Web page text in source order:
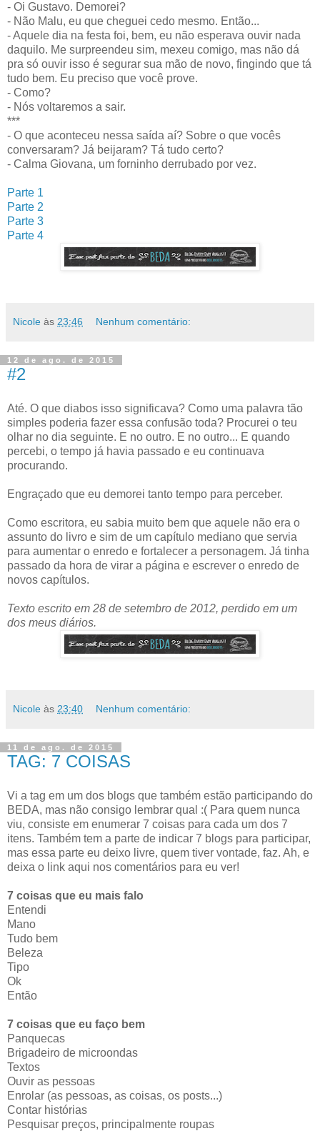
- Oi Gustavo. Demorei?
- Não Malu, eu que cheguei cedo mesmo. Então...
- Aquele dia na festa foi, bem, eu não esperava ouvir nada
daquilo. Me surpreendeu sim, mexeu comigo, mas não dá
pra só ouvir isso é segurar sua mão de novo, fingindo que tá
tudo bem. Eu preciso que você prove.
- Como?
- Nós voltaremos a sair.
***
- O que aconteceu nessa saída aí? Sobre o que vocês
conversaram? Já beijaram? Tá tudo certo?
- Calma Giovana, um forninho derrubado por vez.
Parte 1
Parte 2
Parte 3
Parte 4
Nicole às 23:46 Nenhum comentário:
12 de ago. de 2015
#2
Até. O que diabos isso significava? Como uma palavra tão
simples poderia fazer essa confusão toda? Procurei o teu
olhar no dia seguinte. E no outro. E no outro... E quando
percebi, o tempo já havia passado e eu continuava
procurando.
Engraçado que eu demorei tanto tempo para perceber.
Como escritora, eu sabia muito bem que aquele não era o
assunto do livro e sim de um capítulo mediano que servia
para aumentar o enredo e fortalecer a personagem. Já tinha
passado da hora de virar a página e escrever o enredo de
novos capítulos.
Texto escrito em 28 de setembro de 2012, perdido em um
dos meus diários.
Nicole às 23:40 Nenhum comentário:
11 de ago. de 2015
TAG: 7 COISAS
Vi a tag em um dos blogs que também estão participando do
BEDA, mas não consigo lembrar qual :( Para quem nunca
viu, consiste em enumerar 7 coisas para cada um dos 7
itens. Também tem a parte de indicar 7 blogs para participar,
mas essa parte eu deixo livre, quem tiver vontade, faz. Ah, e
deixa o link aqui nos comentários para eu ver!
7 coisas que eu mais falo
Entendi
Mano
Tudo bem
Beleza
Tipo
Ok
Então
7 coisas que eu faço bem
Panquecas
Brigadeiro de microondas
Textos
Ouvir as pessoas
Enrolar (as pessoas, as coisas, os posts...)
Contar histórias
Pesquisar preços, principalmente roupas